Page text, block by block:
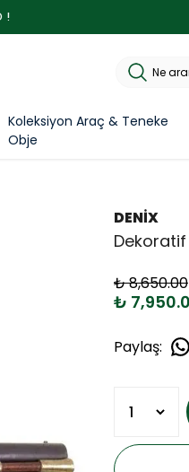
!
Koleksiyon Araç & Teneke
Obje
DENİX
₺ 8,650.00
₺
Paylaş: